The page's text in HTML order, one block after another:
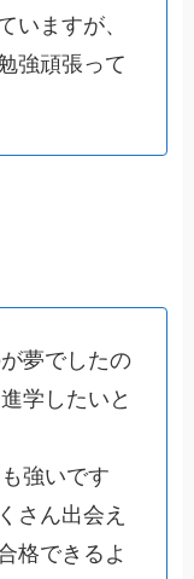
いますが、
強頑張って
夢でしたの
学したいと
強いです
さん出会え
格できるよ